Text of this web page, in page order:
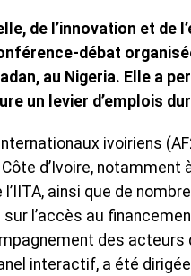
de l’innovation et de
débat
au Nigeria. Elle a
un levier d’emplois
ivoiriens
d’Ivoire, notamment
ainsi que de
l’accès au
des
interactif, a été dirigée